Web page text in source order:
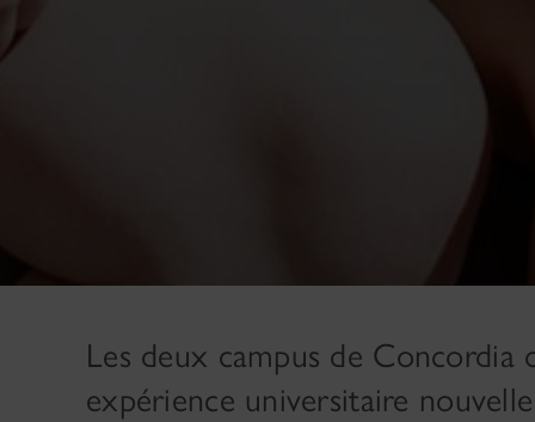
Les deux campus de
expérience universitaire